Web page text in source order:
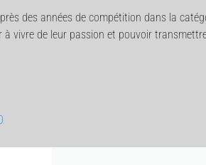
des années de compétition dans la
vivre de leur passion et pouvoir